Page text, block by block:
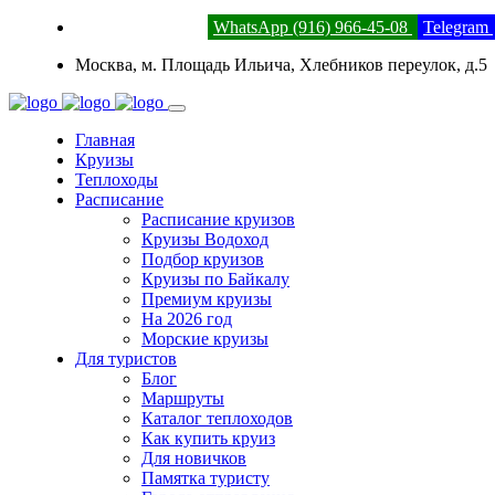
WhatsApp (916) 966-45-08 Telegram
Москва, м. Площадь Ильича, Хлебников переулок, д.5
Главная
Круизы
Теплоходы
Расписание
Расписание круизов
Круизы Водоход
Подбор круизов
Круизы по Байкалу
Премиум круизы
На 2026 год
Морские круизы
Для туристов
Блог
Маршруты
Каталог теплоходов
Как купить круиз
Для новичков
Памятка туристу